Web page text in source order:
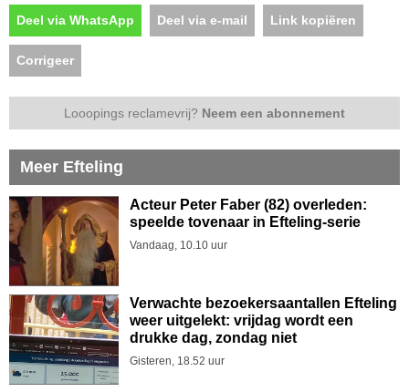
Deel via WhatsApp Deel via e-mail Link kopiëren
Corrigeer
Looopings reclamevrij? Neem een abonnement
Meer Efteling
Acteur Peter Faber (82) overleden:
speelde tovenaar in Efteling-serie
Vandaag, 10.10 uur
Verwachte bezoekersaantallen Efteling
weer uitgelekt: vrijdag wordt een
drukke dag, zondag niet
Gisteren, 18.52 uur